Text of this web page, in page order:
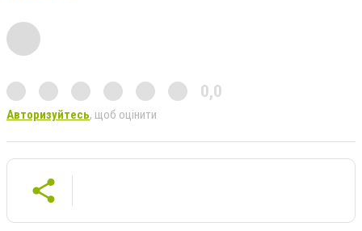
0,0
Авторизуйтесь, щоб оцінити